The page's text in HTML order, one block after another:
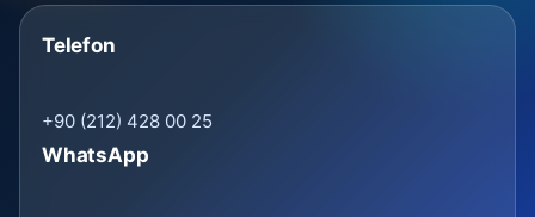
Telefon
+90 (212) 428 00 25
WhatsApp